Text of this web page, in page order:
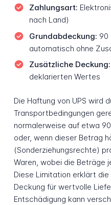
Zahlungsart:
nach Land)
Grundabdeckung: 90
automatisch ohne
Zusätzliche Deckung:
deklarierten Wertes
Die Haftung von UPS wird
Transportbedingungen
normalerweise auf etwa
oder, wenn dieser Betrag
(Sonderziehungsrechte)
Waren, wobei die Beträge
Diese Limitation erklärt
Deckung für wertvolle
Entschädigung kann